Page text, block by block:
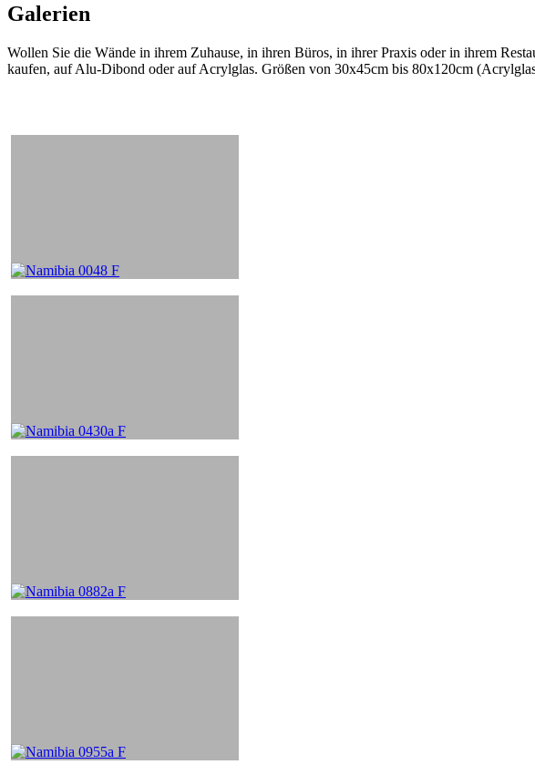
Galerien
Wollen Sie die Wände in ihrem Zuhause, in ihren Büros, in ihrer Praxis oder in ihrem
kaufen, auf Alu-Dibond oder auf Acrylglas. Größen von 30x45cm bis 80x120cm